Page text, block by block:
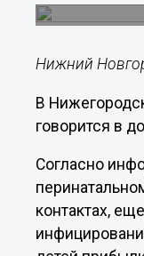
Нижний
В
говорится в
Согласно
контактах,